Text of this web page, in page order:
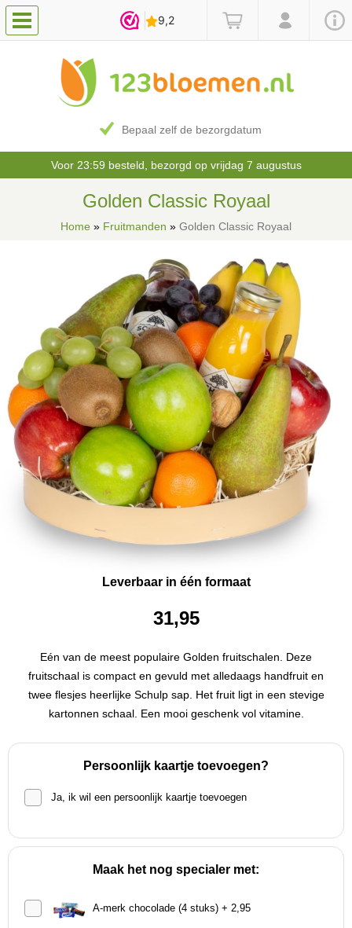
Bepaal zelf de bezorgdatum
Voor 23:59 besteld, bezorgd op vrijdag 7 augustus
Golden Classic Royaal
Home » Fruitmanden » Golden Classic Royaal
Leverbaar in één formaat
31,95
Eén van de meest populaire Golden fruitschalen. Deze
fruitschaal is compact en gevuld met alledaags handfruit en
twee flesjes heerlijke Schulp sap. Het fruit ligt in een stevige
kartonnen schaal. Een mooi geschenk vol vitamine.
Persoonlijk kaartje toevoegen?
Ja, ik wil een persoonlijk kaartje toevoegen
Maak het nog specialer met:
A-merk chocolade (4 stuks) + 2,95